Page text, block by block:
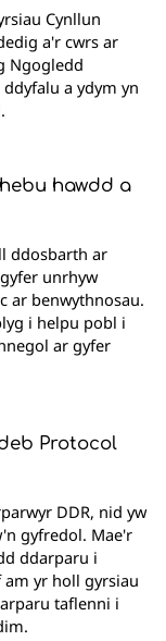
Cynllun
a'r cwrs ar
Ngogledd
a ydym yn
hawdd a
ddosbarth ar
unrhyw
ar benwythnosau.
i helpu pobl i
ar gyfer
Protocol
DDR, nid yw
gyfredol. Mae'r
ddarparu i
yr holl gyrsiau
taflenni i